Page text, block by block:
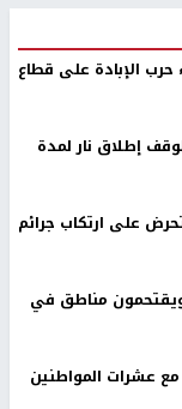
منذ بدء حرب الإبادة على قطاع
إطلاق نار لمدة
على ارتكاب جرائم
مناطق في
عشرات المواطنين